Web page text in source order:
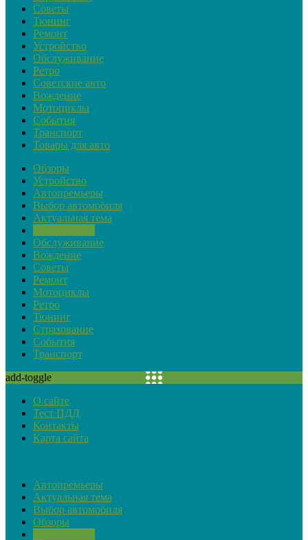
Советы
Тюнинг
Ремонт
Устройство
Обслуживание
Ретро
Советские авто
Вождение
Мотоциклы
События
Транспорт
Товары для авто
Обзоры
Устройство
Автопремьеры
Выбор автомобиля
Актуальная тема
Обслуживание
Вождение
Советы
Ремонт
Мотоциклы
Ретро
Тюнинг
Страхование
События
Транспорт
add-toggle
О сайте
Тест ПДД
Контакты
Карта сайта
Автопремьеры
Актуальная тема
Выбор автомобиля
Обзоры